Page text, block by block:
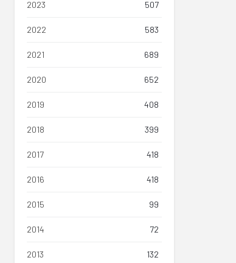
2023 507
2022 583
2021 689
2020 652
2019 408
2018 399
2017 418
2016 418
2015 99
2014 72
2013 132